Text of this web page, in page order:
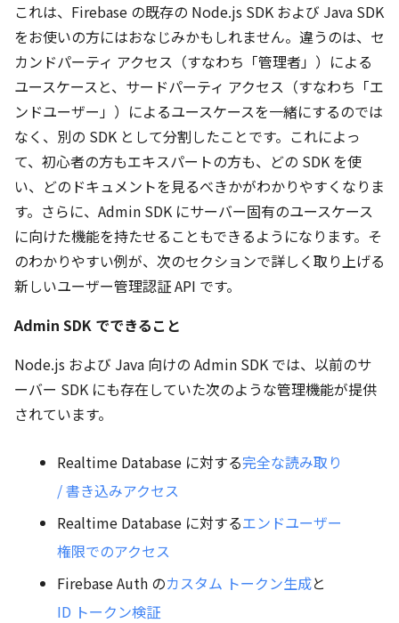
これは、Firebase の既存の Node.js SDK および Java SDK
をお使いの方にはおなじみかもしれません。違うのは、セ
カンドパーティ アクセス（すなわち「管理者」）による
ユースケースと、サードパーティ アクセス（すなわち「エ
ンドユーザー」）によるユースケースを一緒にするのでは
なく、別の SDK として分割したことです。これによっ
て、初心者の方もエキスパートの方も、どの SDK を使
い、どのドキュメントを見るべきかがわかりやすくなりま
す。さらに、Admin SDK にサーバー固有のユースケース
に向けた機能を持たせることもできるようになります。そ
のわかりやすい例が、次のセクションで詳しく取り上げる
新しいユーザー管理認証 API です。
Admin SDK でできること
Node.js および Java 向けの Admin SDK では、以前のサ
ーバー SDK にも存在していた次のような管理機能が提供
されています。
Realtime Database に対する完全な読み取り
/ 書き込みアクセス
Realtime Database に対するエンドユーザー
権限でのアクセス
Firebase Auth のカスタム トークン生成と
ID トークン検証